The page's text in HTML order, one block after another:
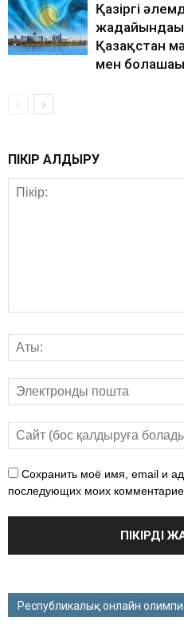
Қазіргі
Қазақстан
мен болашағы
ПІКІР ҚАЛДЫРУ
Сохранить моё имя, email и
последующих моих
Республикалық онлайн